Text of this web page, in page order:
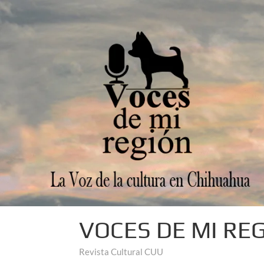
VOCES DE MI
Revista Cultural CUU